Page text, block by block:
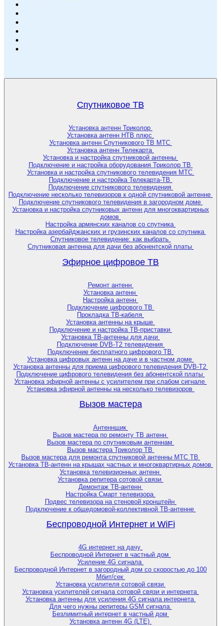
Спутниковое ТВ
Установка антенн Триколор
Установка антенн НТВ плюс
Установка антенн Спутникового ТВ МТС
Установка антенн Телекарта
Установка и настройка спутниковой антенны
Подключение и настройка оборудования Триколор ТВ
Установка и настройка спутникового телевидения МТС
Подключение и настройка Телекарта-ТВ
Подключение спутникового телевидения
Подключение несколько телевизоров к одной спутниковой антенне
Подключение спутникового телевидения в загородном доме
Установка и настройка спутниковых антенн для многоквартирных
домов
Настройка армянских каналов со спутника
Настройка азербайджанских и грузинских каналов со спутника
Спутниковое телевидение: как выбрать
Спутниковая антенна для дачи без абонентской платы
Эфирное цифровое ТВ
Ремонт антенн
Установка антенн
Настройка антенн
Подключение цифрового ТВ
Прокладка ТВ-кабеля
Установка антенны на крыше
Подключение и настройка ТВ-приставки
Установка ТВ-антенны для дачи
Подключение DVB-T2 телевидения
Подключение бесплатного цифрового ТВ
Установка цифровых антенн на даче и в частном доме
Установка антенны для приема цифрового телевидения DVB-T2
Подключение цифрового телевидения без абонентской платы
Установка эфирной антенны с усилителем при слабом сигнале
Установка эфирной антенны на несколько телевизоров
Вызов мастера
Антеннщик
Вызов мастера по ремонту ТВ антенн
Вызов мастера по спутниковым антеннам
Вызов мастера Триколор ТВ
Вызов мастера для ремонта спутниковой антенны МТС ТВ
Установка ТВ-антенн на крышах частных и многоквартирных домов
Установка телевизионных антенн
Установка репитера сотовой связи
Демонтаж ТВ-антенн
Настройка Смарт телевизора
Подвес телевизора на стеновой кронштейн
Подключение к общедомовой-коллективной ТВ-антенне
Беспроводной Интернет и WiFi
4G интернет на дачу
Беспроводной Интернет в частный дом
Усиление 4G сигнала
Беспроводной Интернет в загородный дом со скоростью до 100
Мбит/сек
Установка усилителя сотовой связи
Установка усилителей сигнала сотовой связи и интернета
Установка антенны для усиления 4G сигнала интернета
Для чего нужны репитеры GSM сигнала
Безлимитный интернет в частный дом
Установка антенн 4G (LTE)